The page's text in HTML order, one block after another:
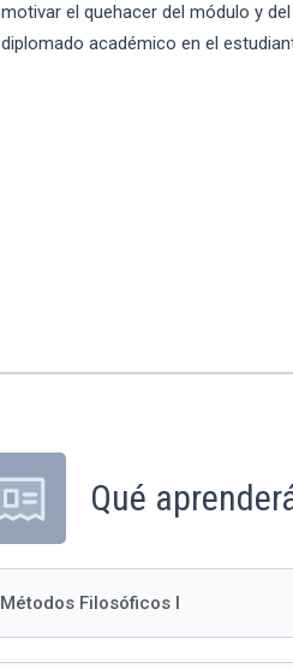
motivar el quehacer del módulo y del
diplomado académico en el
Qué
Métodos Filosóficos I